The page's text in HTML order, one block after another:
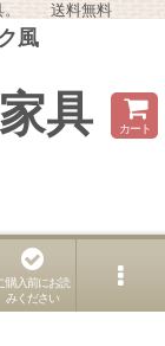
具。 送料無料
風
具 カート
購入前にお読
みください